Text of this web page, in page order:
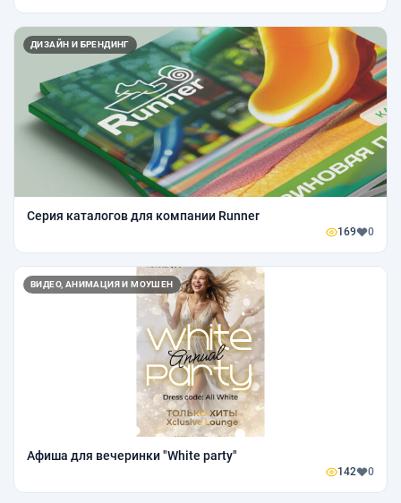
ДИЗАЙН И БРЕНДИНГ
Серия каталогов для компании Runner
169 0
ВИДЕО, АНИМАЦИЯ И МОУШЕН
Афиша для вечеринки "White party"
142 0